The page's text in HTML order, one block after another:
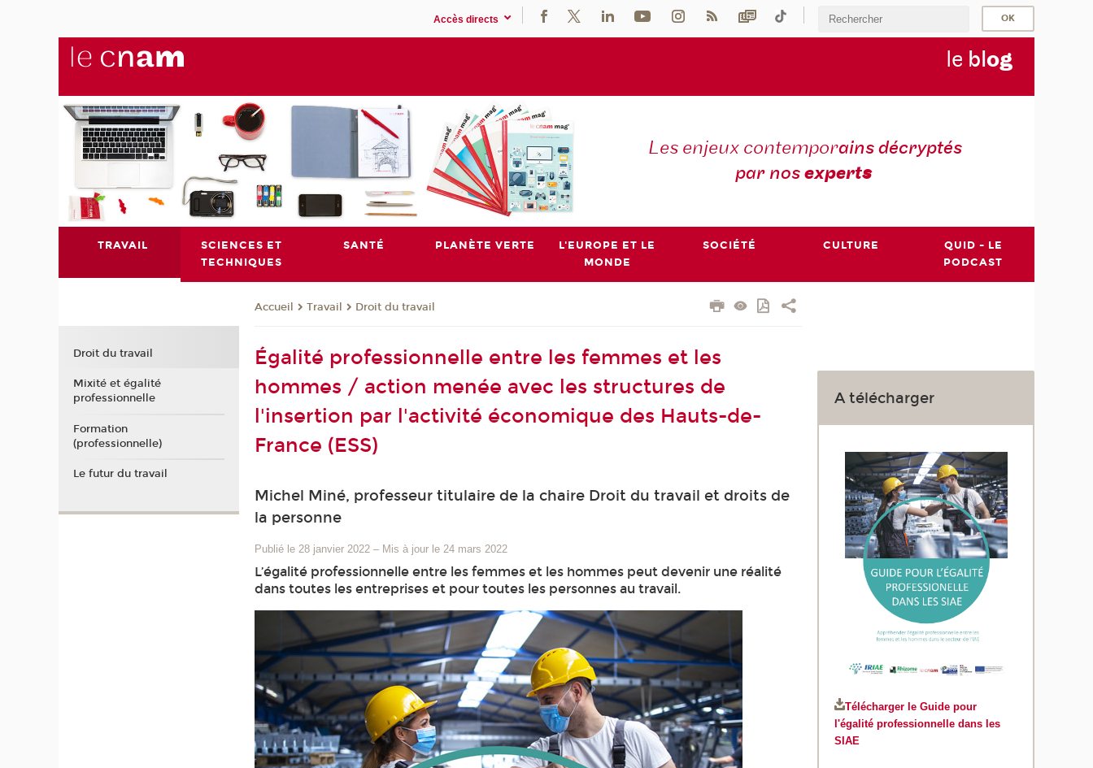
Accès directs
le blog
Les enjeux contemporains décryptés
par nosexperts
TRAVAIL
SCIENCES ET
TECHNIQUES
SANTÉ PLANÈTE VERTE
L'EUROPE ET LE
MONDE
SOCIÉTÉ CULTURE
QUID - LE
PODCAST
Accueil Travail Droit du travail
Égalité professionnelle entre les femmes et les
hommes / action menée avec les structures de
l'insertion par l'activité économique des Hauts-de-
France (ESS)
Michel Miné, professeur titulaire de la chaire Droit du travail et droits de
la personne
Publié le 28 janvier 2022 – Mis à jour le 24 mars 2022
L’égalité professionnelle entre les femmes et les hommes peut devenir une réalité
dans toutes les entreprises et pour toutes les personnes au travail.
A télécharger
Télécharger le Guide pour
l'égalité professionnelle dans les
SIAE
Droit du travail
Mixité et égalité
professionnelle
Formation
(professionnelle)
Le futur du travail